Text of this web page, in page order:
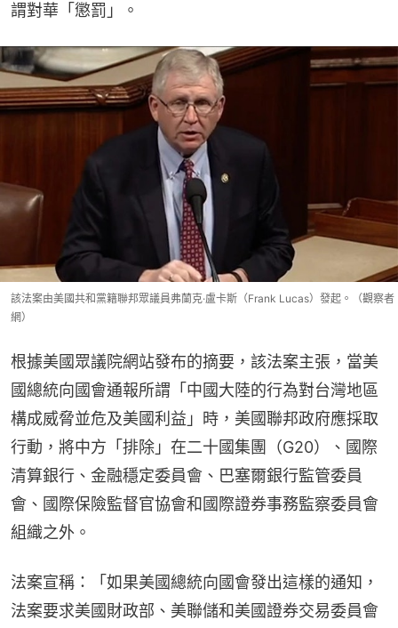
謂對華「懲罰」。
該法案由美國共和黨籍聯邦眾議員弗蘭克·盧卡斯（Frank Lucas）發起。（觀察者
網）
根據美國眾議院網站發布的摘要，該法案主張，當美
國總統向國會通報所謂「中國大陸的行為對台灣地區
構成威脅並危及美國利益」時，美國聯邦政府應採取
行動，將中方「排除」在二十國集團（G20）、國際
清算銀行、金融穩定委員會、巴塞爾銀行監管委員
會、國際保險監督官協會和國際證券事務監察委員會
組織之外。
法案宣稱：「如果美國總統向國會發出這樣的通知，
法案要求美國財政部、美聯儲和美國證券交易委員會